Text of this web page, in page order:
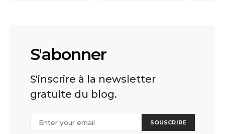
S'abonner
S'inscrire à la newsletter
gratuite du blog.
SOUSCRIRE